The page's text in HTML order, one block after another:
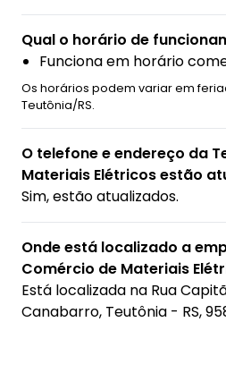
Qual o horário de
Funciona em horário
Os horários podem variar em
Teutônia/RS.
O telefone e endereço da
Materiais Elétricos estão
Sim, estão atualizados.
Onde está localizado a
Comércio de Materiais
Está localizada na Rua
Canabarro, Teutônia - RS,